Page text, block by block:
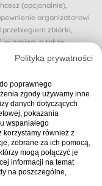
(opcjonalnie),
organizatorowi
przebiegiem zbiórki,
jej zasięg, a także
otrzymuje realne
której dotyczy zbiórka,
wybraną) część swojej
możesz wybrać inną
Polityka prywatności
poprawnego
zgody używamy inne
danych dotyczących
pokazania
wspaniałego
korzystamy również z
zebrane za ich pomocą,
mogą połączyć je
informacji na temat
na poszczególne,